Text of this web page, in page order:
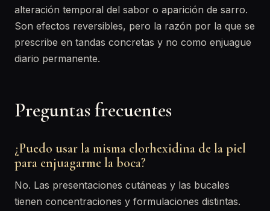
alteración temporal del sabor o aparición de sarro.
Son efectos reversibles, pero la razón por la que se
prescribe en tandas concretas y no como enjuague
diario permanente.
Preguntas frecuentes
¿Puedo usar la misma clorhexidina de la piel
para enjuagarme la boca?
No. Las presentaciones cutáneas y las bucales
tienen concentraciones y formulaciones distintas.